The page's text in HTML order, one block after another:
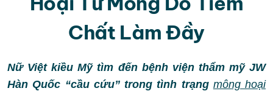
Chất Làm Đầy
Nữ Việt kiều Mỹ tìm đến bệnh viện thẩm mỹ JW
Hàn Quốc “cầu cứu” trong tình trạng mông hoại